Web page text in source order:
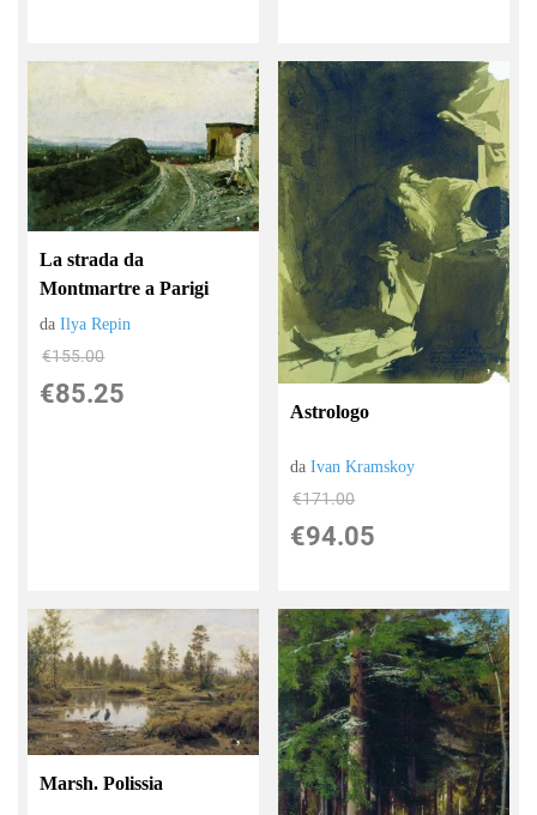
La strada da
Montmartre a Parigi
daIlya Repin
€155.00
€85.25
Astrologo
daIvan Kramskoy
€171.00
€94.05
Marsh. Polissia